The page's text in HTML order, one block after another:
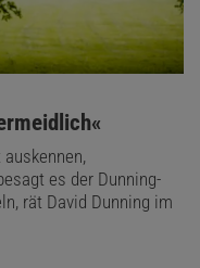
es der Dunning-
rät David Dunning im